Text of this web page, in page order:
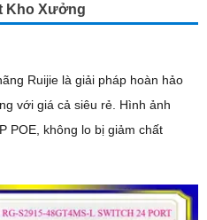
Kho Xưởng
Ruijie là giải pháp hoàn hảo
cả siêu rẻ. Hình ảnh
POE, không lo bị giảm chất